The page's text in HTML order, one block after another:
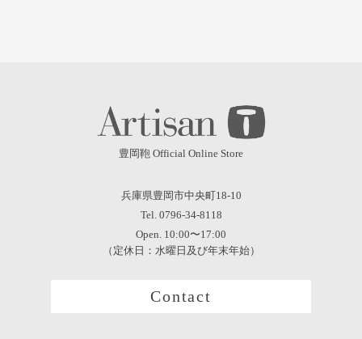
豊岡鞄 Official Online Store
兵庫県豊岡市中央町18-10
Tel. 0796-34-8118
Open. 10:00〜17:00
（定休日：水曜日及び年末年始）
Contact